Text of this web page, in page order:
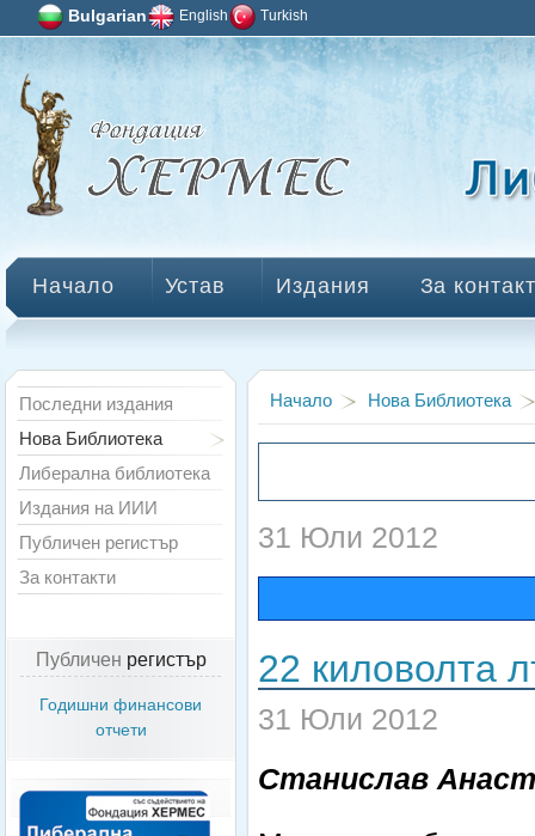
Bulgarian English Turkish
Начало Устав Издания За
Начало Нова Библиотека
31 Юли 2012
22 киловолта
31 Юли 2012
Станислав
Последни издания
Нова Библиотека
Либерална библиотека
Издания на ИИИ
Публичен регистър
За контакти
Публичен регистър
Годишни финансови
отчети